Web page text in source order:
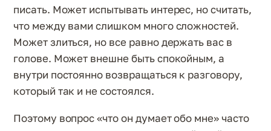
писать. Может испытывать интерес, но считать,
что между вами слишком много сложностей.
Может злиться, но все равно держать вас в
голове. Может внешне быть спокойным, а
внутри постоянно возвращаться к разговору,
который так и не состоялся.
Поэтому вопрос «что он думает обо мне» часто